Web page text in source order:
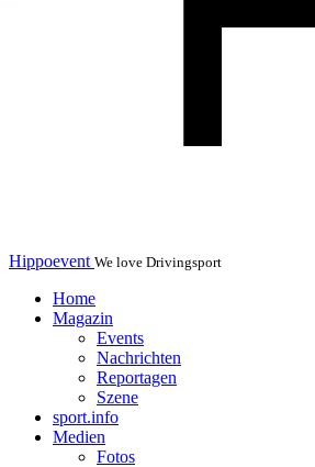
Hippoevent We love Drivingsport
Home
Magazin
Events
Nachrichten
Reportagen
Szene
sport.info
Medien
Fotos